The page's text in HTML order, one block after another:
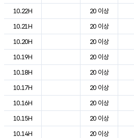
10.22H
20 이상
10.21H
20 이상
10.20H
20 이상
10.19H
20 이상
10.18H
20 이상
10.17H
20 이상
10.16H
20 이상
10.15H
20 이상
10.14H
20 이상